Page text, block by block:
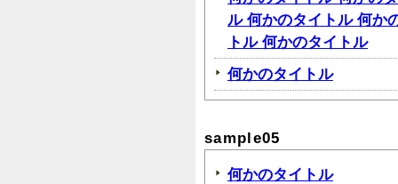
ル 何かのタイトル 何か
トル 何かのタイトル
何かのタイトル
sample05
何かのタイトル